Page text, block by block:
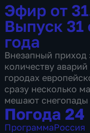
Эфир от
Выпуск 31
года
Внезапный
количеству
городах
сразу несколько
мешают снегопады
Погода 24
ПрограммаРоссия